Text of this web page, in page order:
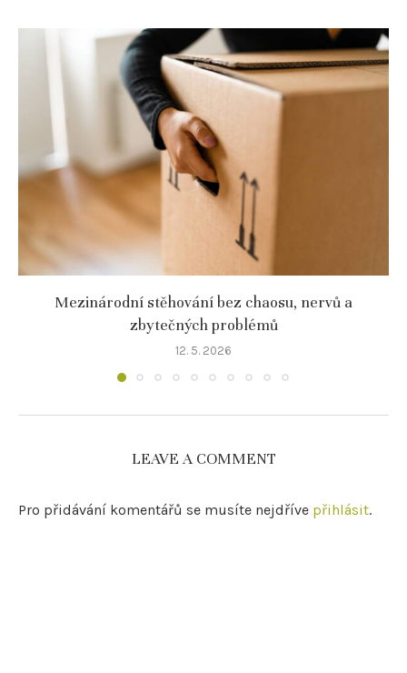
Mezinárodní stěhování bez chaosu, nervů a
zbytečných problémů
12. 5. 2026
LEAVE A COMMENT
Pro přidávání komentářů se musíte nejdříve přihlásit.